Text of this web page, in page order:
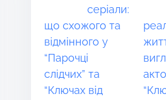
серіали:
що схожого та
відмінного у
“Парочці
слідчих” та
“Ключах від